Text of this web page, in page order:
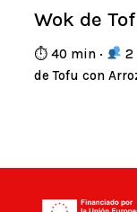
Wok de
⏱ 40 min · 2
de Tofu con